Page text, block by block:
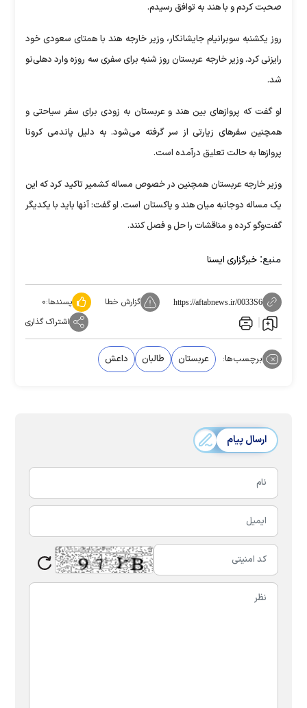
صحبت کردم و با هند به توافق رسیدم.
روز یکشنبه سوبرانیام جایشانکار، وزیر خارجه هند با همتای سعودی خود
رایزنی کرد. وزیر خارجه عربستان روز شنبه برای سفری سه روزه وارد دهلی‌نو
شد.
او گفت که پروازهای بین هند و عربستان به زودی برای سفر سیاحتی و
همچنین سفرهای زیارتی از سر گرفته می‌شود. به دلیل پاندمی کرونا
پروازها به حالت تعلیق درآمده است.
وزیر خارجه عربستان همچنین در خصوص مساله کشمیر تاکید کرد که این
یک مساله دوجانبه میان هند و پاکستان است. او گفت: آنها باید با یکدیگر
گفت‌وگو کرده و مناقشات را حل و فصل کنند.
منبع: خبرگزاری ایسنا
https://aftabnews.ir/0033S6 گزارش خطا پسندها:۰
اشتراک گذاری
برچسب‌ها: عربستان طالبان داعش
ارسال پیام